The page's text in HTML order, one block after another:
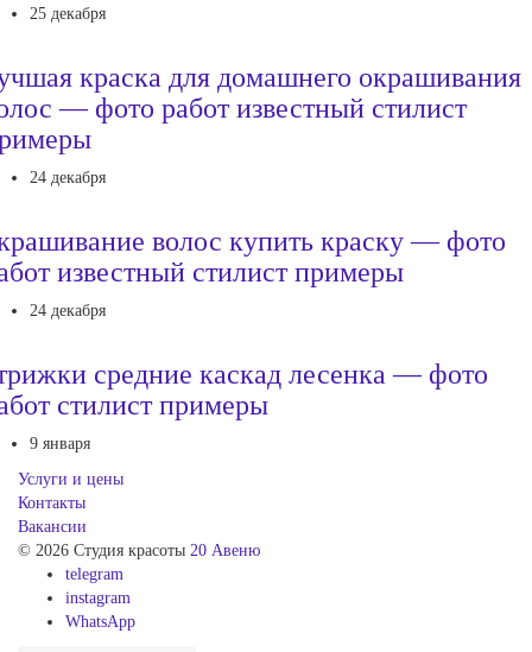
25 декабря
краска для домашнего окрашивания
— фото работ известный стилист
24 декабря
волос купить краску — фото
известный стилист примеры
24 декабря
средние каскад лесенка — фото
стилист примеры
9 января
Услуги и цены
Контакты
Вакансии
© 2026 Студия красоты 20 Авеню
telegram
instagram
WhatsApp